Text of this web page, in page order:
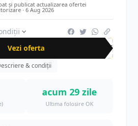
și publicat actualizarea ofertei
· 6 Aug 2026
Vezi oferta
-30%
& condiții
acum 29 zile
Ultima folosire OK